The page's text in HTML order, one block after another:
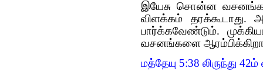
இயேசு சொன்ன
விளக்கம் தரக்கூடாது.
பார்க்கவேண்டும்.
வசனங்களை
மத்தேயு 5:38 லிருந்து